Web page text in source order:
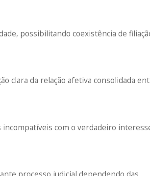
possibilitando coexistência de
clara da relação afetiva consolidada
com o verdadeiro